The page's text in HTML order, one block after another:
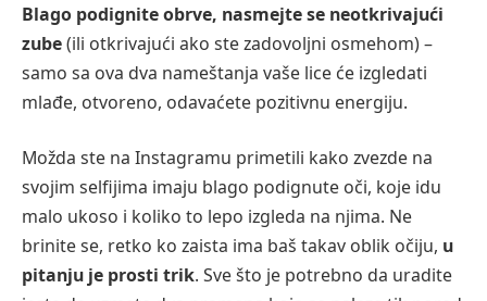
Blago podignite obrve, nasmejte se neotkrivajući
zube(ili otkrivajući ako ste zadovoljni osmehom) –
samo sa ova dva nameštanja vaše lice će izgledati
mlađe, otvoreno, odavaćete pozitivnu energiju.
Možda ste na Instagramu primetili kako zvezde na
svojim selfijima imaju blago podignute oči, koje idu
malo ukoso i koliko to lepo izgleda na njima. Ne
brinite se, retko ko zaista ima baš takav oblik očiju, u
pitanju je prosti trik. Sve što je potrebno da uradite